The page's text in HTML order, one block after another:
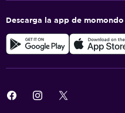
Descarga la app de momondo